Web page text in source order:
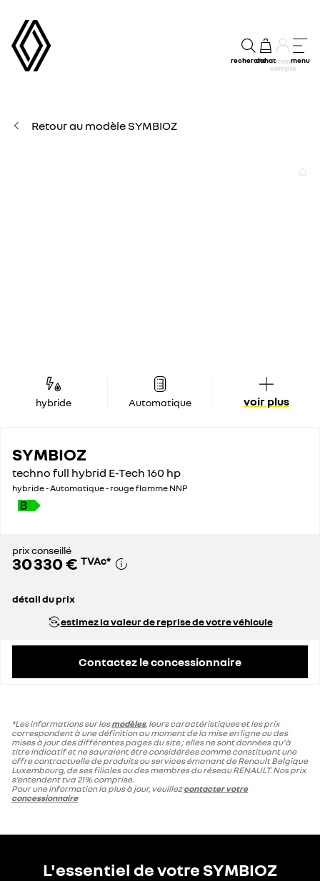
rechercheachatmon
compte
menu
Retour au modèle SYMBIOZ
hybride Automatique voir plus
SYMBIOZ
techno full hybrid E-Tech 160 hp
hybride - Automatique - rouge flamme NNP
prix conseillé
30 330 € TVAc*
détail du prix
remise globaleestimez la valeur de reprise de votre véhicule
Contactez le concessionnaire
*Les informations sur lesmodèles, leurs caractéristiques et les prix
correspondent à une définition au moment de la mise en ligne ou des
mises à jour des différentes pages du site ; elles ne sont données qu'à
titre indicatif et ne sauraient être considérées comme constituant une
offre contractuelle de produits ou services émanant de Renault Belgique
Luxembourg, de ses filiales ou des membres du réseau RENAULT. Nos prix
s’entendent tva 21% comprise.
Pour une information la plus à jour, veuillezcontacter votre
concessionnaire
L'essentiel de votre SYMBIOZ